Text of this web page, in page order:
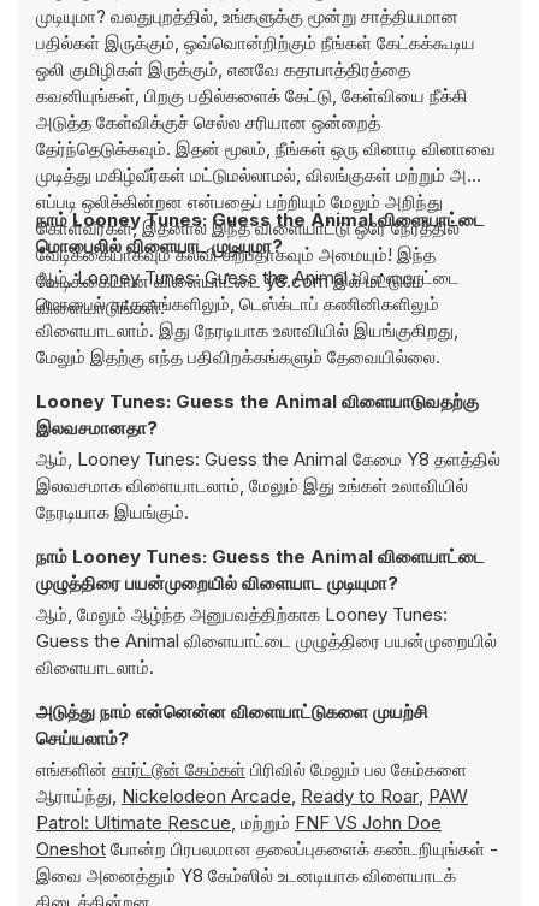
முடியுமா? வலதுபுறத்தில், உங்களுக்கு மூன்று சாத்தியமான
பதில்கள் இருக்கும், ஒவ்வொன்றிற்கும் நீங்கள் கேட்கக்கூடிய
ஒலி குமிழிகள் இருக்கும், எனவே கதாபாத்திரத்தை
கவனியுங்கள், பிறகு பதில்களைக் கேட்டு, கேள்வியை நீக்கி
அடுத்த கேள்விக்குச் செல்ல சரியான ஒன்றைத்
தேர்ந்தெடுக்கவும். இதன் மூலம், நீங்கள் ஒரு வினாடி வினாவை
முடித்து மகிழ்வீர்கள் மட்டுமல்லாமல், விலங்குகள் மற்றும் அவை
எப்படி ஒலிக்கின்றன என்பதைப் பற்றியும் மேலும் அறிந்து
கொள்வீர்கள், இதனால் இந்த விளையாட்டு ஒரே நேரத்தில்
வேடிக்கையாகவும் கல்வி கற்பதாகவும் அமையும்! இந்த
வேடிக்கையான விளையாட்டை y8.com இல் மட்டுமே
விளையாடுங்கள்.
நாம் Looney Tunes: Guess the Animal விளையாட்டை
மொபைலில் விளையாட முடியுமா?
ஆம், Looney Tunes: Guess the Animal விளையாட்டை
மொபைல் சாதனங்களிலும், டெஸ்க்டாப் கணினிகளிலும்
விளையாடலாம். இது நேரடியாக உலாவியில் இயங்குகிறது,
மேலும் இதற்கு எந்த பதிவிறக்கங்களும் தேவையில்லை.
Looney Tunes: Guess the Animal விளையாடுவதற்கு
இலவசமானதா?
ஆம், Looney Tunes: Guess the Animal கேமை Y8 தளத்தில்
இலவசமாக விளையாடலாம், மேலும் இது உங்கள் உலாவியில்
நேரடியாக இயங்கும்.
நாம் Looney Tunes: Guess the Animal விளையாட்டை
முழுத்திரை பயன்முறையில் விளையாட முடியுமா?
ஆம், மேலும் ஆழ்ந்த அனுபவத்திற்காக Looney Tunes:
Guess the Animal விளையாட்டை முழுத்திரை பயன்முறையில்
விளையாடலாம்.
அடுத்து நாம் என்னென்ன விளையாட்டுகளை முயற்சி
செய்யலாம்?
எங்களின் கார்ட்டூன் கேம்கள் பிரிவில் மேலும் பல கேம்களை
ஆராய்ந்து, Nickelodeon Arcade, Ready to Roar, PAW
Patrol: Ultimate Rescue, மற்றும் FNF VS John Doe
Oneshot போன்ற பிரபலமான தலைப்புகளைக் கண்டறியுங்கள் -
இவை அனைத்தும் Y8 கேம்ஸில் உடனடியாக விளையாடக்